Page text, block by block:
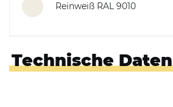
Reinweiß RAL 9010
Technische Daten